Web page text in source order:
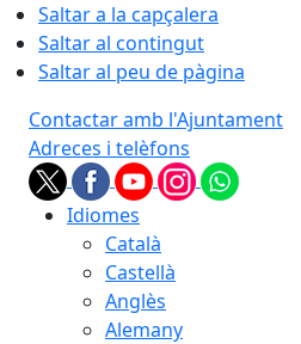
Saltar a la capçalera
Saltar al contingut
Saltar al peu de pàgina
Contactar amb l'Ajuntament
Adreces i telèfons
Idiomes
Català
Castellà
Anglès
Alemany